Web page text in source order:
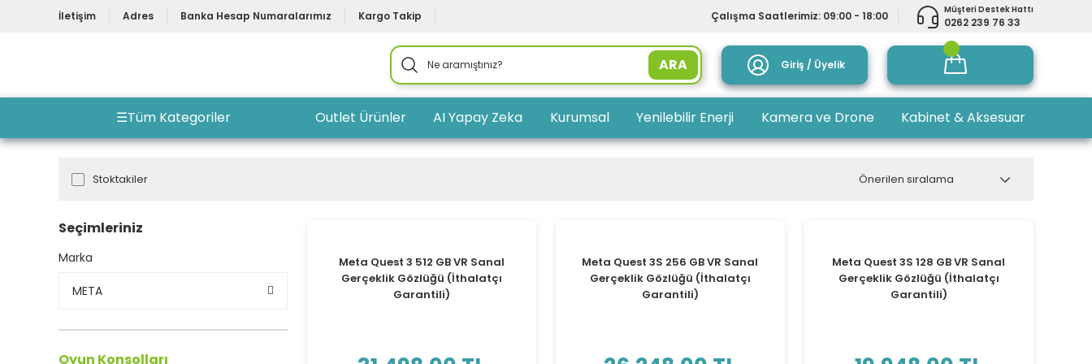
İletişim Adres Banka Hesap Numaralarımız Kargo Takip Çalışma Saatlerimiz: 09:00 - 18:00 Müşteri Destek Hattı
0262 239 76 33
ARA Giriş / Üyelik
☰Tüm Kategoriler Outlet Ürünler AI Yapay Zeka Kurumsal Yenilebilir Enerji Kamera ve Drone Kabinet & Aksesuar
Stoktakiler
Seçimleriniz
Marka
META
Oyun Konsolları
Meta Quest 3 512 GB VR Sanal
Gerçeklik Gözlüğü (İthalatçı
Garantili)
Meta Quest 3S 256 GB VR Sanal
Gerçeklik Gözlüğü (İthalatçı
Garantili)
Meta Quest 3S 128 GB VR Sanal
Gerçeklik Gözlüğü (İthalatçı
Garantili)